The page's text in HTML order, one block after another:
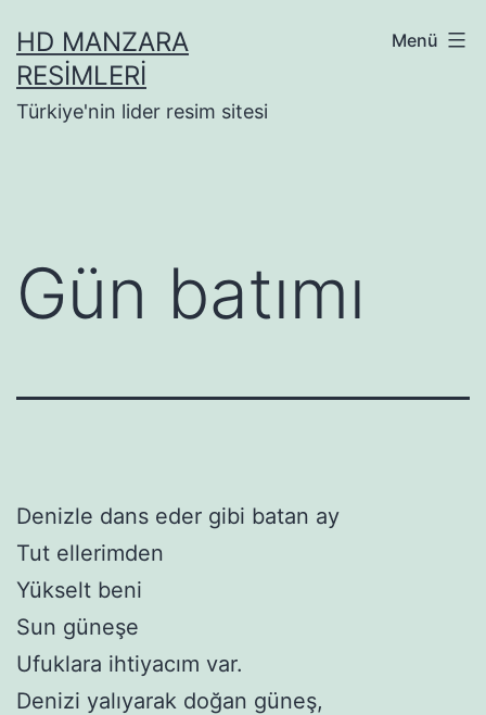
geçHD MANZARA
RESIMLERI
Türkiye'nin lider resim sitesi
Menü
Gün batımı
Denizle dans eder gibi batan ay
Tut ellerimden
Yükselt beni
Sun güneşe
Ufuklara ihtiyacım var.
Denizi yalıyarak doğan güneş,